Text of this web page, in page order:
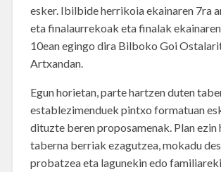
esker. Ibilbide herrikoia ekainaren 7ra
eta finalaurrekoak eta finalak
10ean egingo dira Bilboko Goi
Artxandan.
Egun horietan, parte hartzen duten
establezimenduek pintxo formatuan
dituzte beren proposamenak. Plan ezin
taberna berriak ezagutzea, mokadu
probatzea eta lagunekin edo